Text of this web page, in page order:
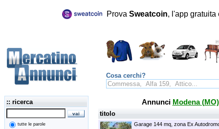
Prova Sweatcoin, l'app
Cosa cerchi?
:: ricerca
tutte le parole
Annunci Modena (MO)
titolo
Garage 144 mq, zona Ex